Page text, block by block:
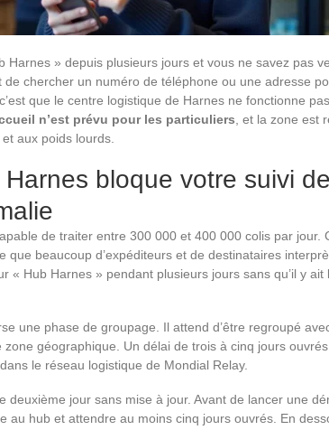
Harnes » depuis plusieurs jours et vous ne savez pas
chercher un numéro de téléphone ou une adresse
que le centre logistique de Harnes ne fonctionne
n’est prévu pour les particuliers , et la zone est
aux poids lourds.
bloque votre suivi
de traiter entre 300 000 et 400 000 colis par jour.
que beaucoup d’expéditeurs et de destinataires
« Hub Harnes » pendant plusieurs jours sans qu’il y ait
une phase de groupage. Il attend d’être regroupé
géographique. Un délai de trois à cinq jours
le réseau logistique de Mondial Relay.
deuxième jour sans mise à jour. Avant de lancer une
au hub et attendre au moins cinq jours ouvrés. En